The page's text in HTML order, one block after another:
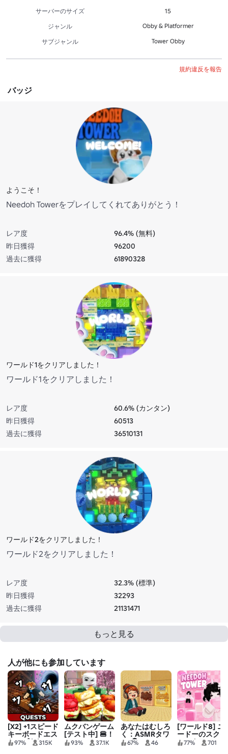
サーバーのサイズ
15
ジャンル
Obby & Platformer
サブジャンル Tower Obby
規約違反を報告
バッジ
ようこそ！
Needoh Towerをプレイしてくれてありがとう！
レア度
96.4% (無料)
昨日獲得
96200
過去に獲得
61890328
ワールド1をクリアしました！
ワールド1をクリアしました！
レア度
60.6% (カンタン)
昨日獲得
60513
過去に獲得
36510131
ワールド2をクリアしました！
ワールド2をクリアしました！
レア度
32.3% (標準)
昨日獲得
32293
過去に獲得
21131471
もっと見る
人が他にも参加しています
[X2] +1スピード
キーボードエス
ケープ | キャン
97% 315K
ムクバンゲーム
[テスト中] 🍔！
93% 37.1K
あなたはむしろ
く：ASMRタワ
ー 🎧
67% 46
[ワールド8] ニ
ードーのスクイ
シータワー
77% 701